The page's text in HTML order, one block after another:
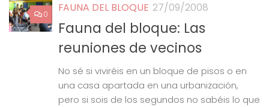
0 FAUNA DEL BLOQUE 27/09/2008
Fauna del bloque: Las
reuniones de vecinos
No sé si viviréis en un bloque de pisos o en
una casa apartada en una urbanización,
pero si sois de los segundos no sabéis lo que